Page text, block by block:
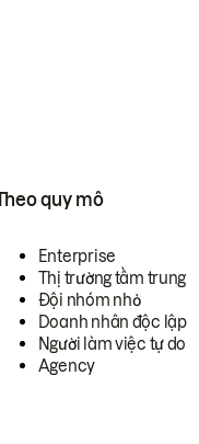
quy mô
Enterprise
Thị trường tầm trung
Đội nhóm nhỏ
Doanh nhân độc lập
Người làm việc tự do
Agency